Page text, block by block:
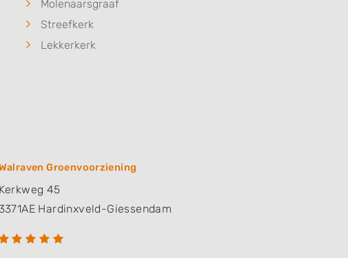
Molenaarsgraaf
Streefkerk
Lekkerkerk
Groenvoorziening
Kerkweg 45
Hardinxveld-Giessendam